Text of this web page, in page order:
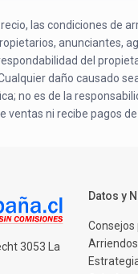
las condiciones de
anunciantes,
del
Cualquier daño causado
no es de la
ventas ni recibe pagos
3053 La
Datos y